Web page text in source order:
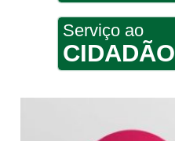
Serviço ao
CIDADÃO